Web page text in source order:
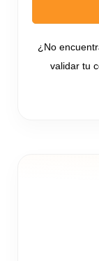
¿No
validar tu